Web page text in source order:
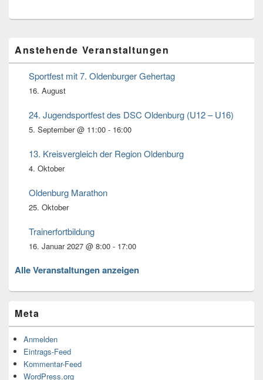
Seitenleisten
Widget-
Bereich
Anstehende Veranstaltungen
Sportfest mit 7. Oldenburger Gehertag
16. August
24. Jugendsportfest des DSC Oldenburg (U12 – U16)
5. September @ 11:00 - 16:00
13. Kreisvergleich der Region Oldenburg
4. Oktober
Oldenburg Marathon
25. Oktober
Trainerfortbildung
16. Januar 2027 @ 8:00 - 17:00
Alle Veranstaltungen anzeigen
Meta
Anmelden
Eintrags-Feed
Kommentar-Feed
WordPress.org